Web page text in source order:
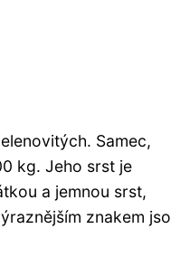
Samec,
kg. Jeho srst je
a jemnou srst,
znakem